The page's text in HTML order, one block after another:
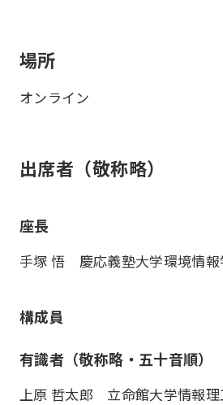
場所
オンライン
出席者（敬称略）
座長
手塚 悟 慶応義塾大学環境情報
構成員
有識者（敬称略・五十音順）
上原 哲太郎 立命館大学情報理